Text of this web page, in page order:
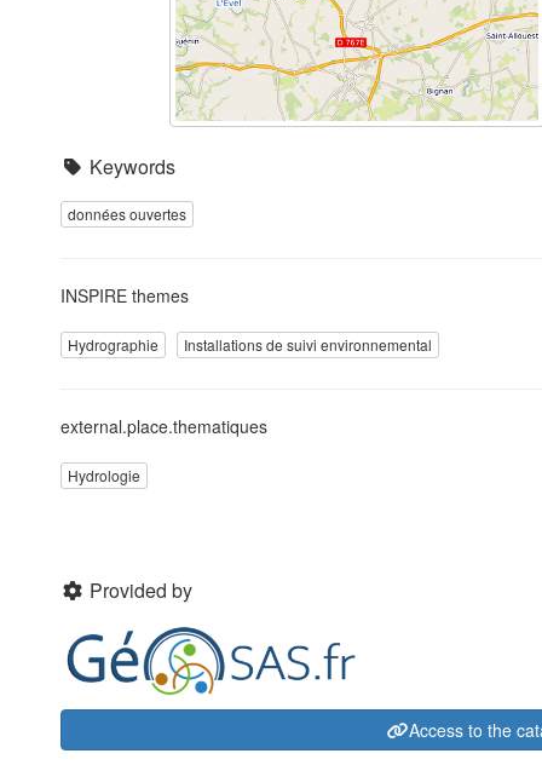
Keywords
données ouvertes
INSPIRE themes
Hydrographie Installations de suivi environnemental
external.place.thematiques
Hydrologie
Provided by
Access to the